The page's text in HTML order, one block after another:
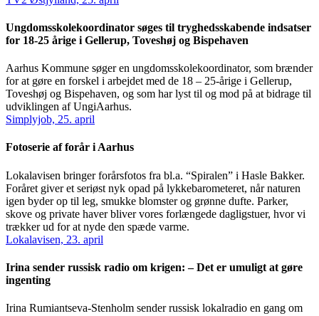
Ungdomsskolekoordinator søges til tryghedsskabende indsatser
for 18-25 årige i Gellerup, Toveshøj og Bispehaven
Aarhus Kommune søger en ungdomsskolekoordinator, som brænder
for at gøre en forskel i arbejdet med de 18 – 25-årige i Gellerup,
Toveshøj og Bispehaven, og som har lyst til og mod på at bidrage til
udviklingen af UngiAarhus.
Simplyjob, 25. april
Fotoserie af forår i Aarhus
Lokalavisen bringer forårsfotos fra bl.a. “Spiralen” i Hasle Bakker.
Foråret giver et seriøst nyk opad på lykkebarometeret, når naturen
igen byder op til leg, smukke blomster og grønne dufte. Parker,
skove og private haver bliver vores forlængede dagligstuer, hvor vi
trækker ud for at nyde den spæde varme.
Lokalavisen, 23. april
Irina sender russisk radio om krigen: – Det er umuligt at gøre
ingenting
Irina Rumiantseva-Stenholm sender russisk lokalradio en gang om